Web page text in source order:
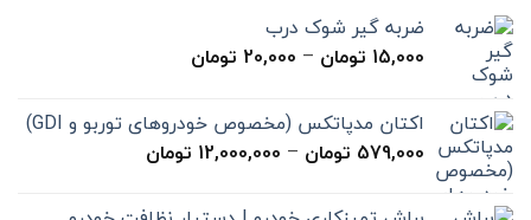
ضربه گیر شوک درب
15,000 تومان –
20,000 تومان
تا
20,000 تومان
اکتان مدپاتکس (مخصوص خودروهای توربو و GDI)
579,000 تومان –
12,000,000 تومان